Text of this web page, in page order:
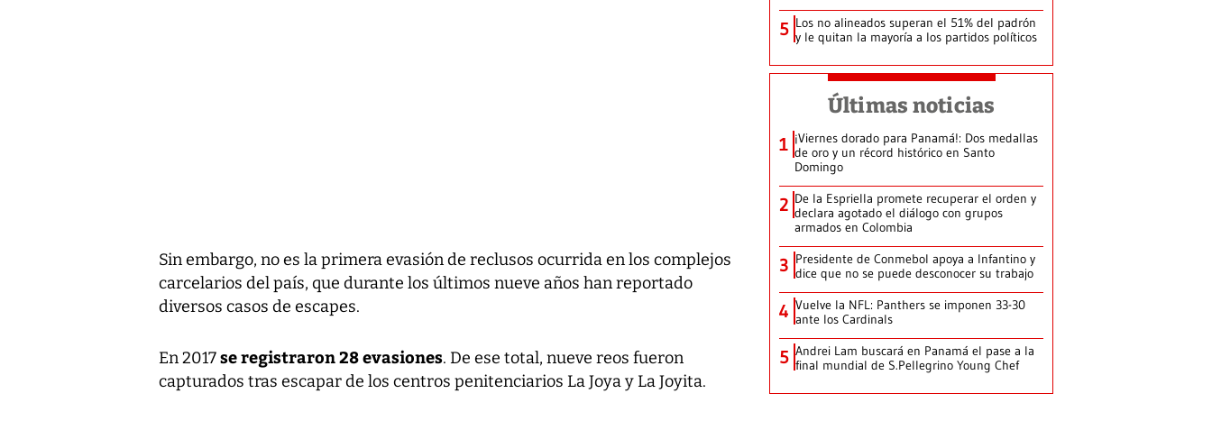
Sin embargo, no es la primera evasión de reclusos ocurrida en los complejos
carcelarios del país, que durante los últimos nueve años han reportado
diversos casos de escapes.
En 2017se registraron 28 evasiones. De ese total, nueve reos fueron
capturados tras escapar de los centros penitenciarios La Joya y La Joyita.
5 Los no alineados superan el 51% del padrón
y le quitan la mayoría a los partidos políticos
Últimas noticias
1 ¡Viernes dorado para Panamá!: Dos medallas
de oro y un récord histórico en Santo
Domingo
2 De la Espriella promete recuperar el orden y
declara agotado el diálogo con grupos
armados en Colombia
3 Presidente de Conmebol apoya a Infantino y
dice que no se puede desconocer su trabajo
4 Vuelve la NFL: Panthers se imponen 33-30
ante los Cardinals
5 Andrei Lam buscará en Panamá el pase a la
final mundial de S.Pellegrino Young Chef